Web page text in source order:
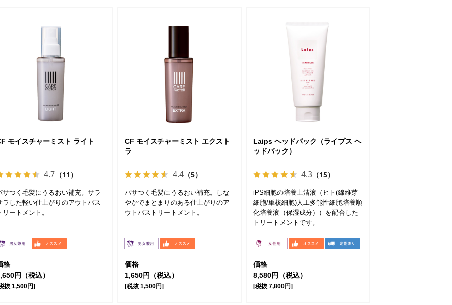
モイスチャーミスト ライト
4.7 （11）
サつく毛髪にうるおい補充。サラ
ラした軽い仕上がりのアウトバス
リートメント。
格
円（税込）
抜 1,500円]
CF モイスチャーミスト エクスト
ラ
4.4 （5）
パサつく毛髪にうるおい補充。しな
やかでまとまりのある仕上がりのア
ウトバストリートメント。
価格
1,650円（税込）
[税抜 1,500円]
Laips ヘッドパック（ライプス ヘ
ッドパック）
4.3 （15）
iPS細胞の培養上清液（ヒト(線維芽
細胞/単核細胞)人工多能性細胞培養順
化培養液（保湿成分））を配合した
トリートメントです。
価格
8,580円（税込）
[税抜 7,800円]